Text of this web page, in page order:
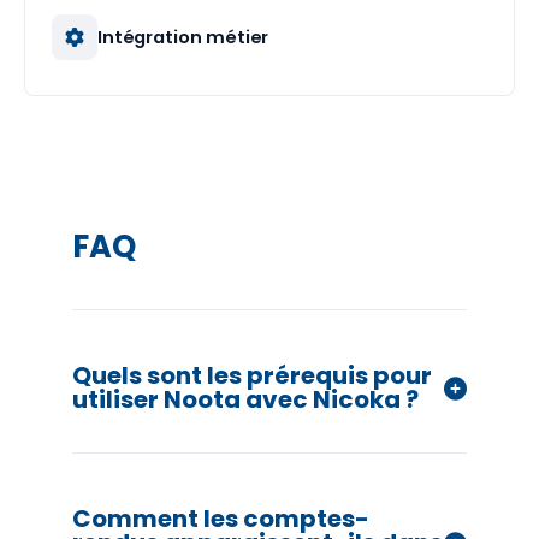
Intégration métier
FAQ
Quels sont les prérequis pour
utiliser Noota avec Nicoka ?
Avant d'installer l’intégration, vous devez
d’administration dans Nicoka, et un e-
Comment les comptes-